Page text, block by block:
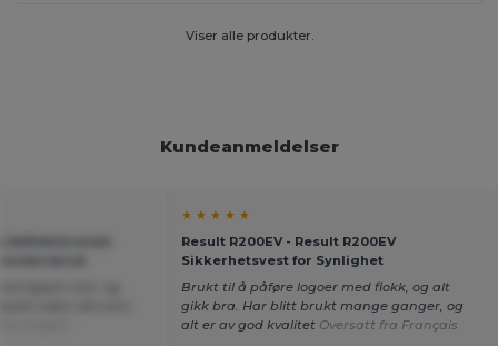
Viser alle produkter.
Kundeanmeldelser
★ ★ ★ ★ ★
Result R200EV - Result R200EV
Sikkerhetsvest for Synlighet
Brukt til å påføre logoer med flokk, og alt
gikk bra. Har blitt brukt mange ganger, og
alt er av god kvalitet Oversatt fra Français